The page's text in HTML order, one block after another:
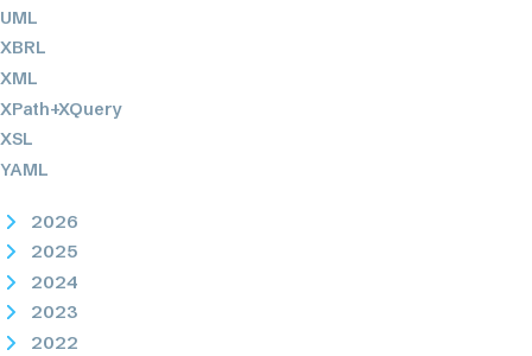
UML
XBRL
XML
XPath+XQuery
XSL
YAML
2026
2025
2024
2023
2022